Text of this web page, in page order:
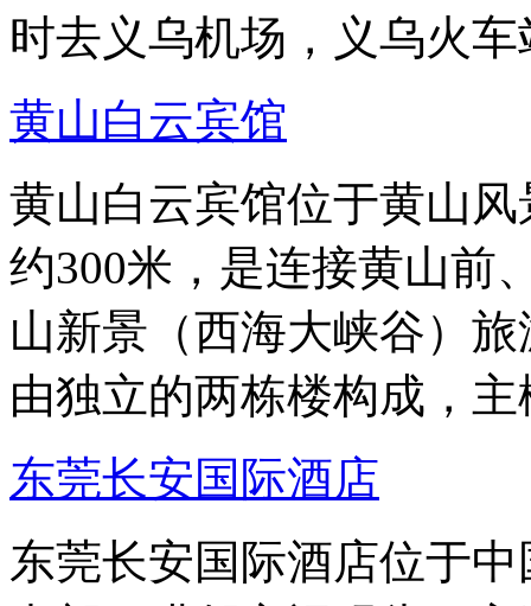
时去义乌机场，义乌火
黄山白云宾馆
黄山白云宾馆位于黄山
约300米，是连接黄山前
山新景（西海大峡谷）
由独立的两栋楼构成，
东莞长安国际酒店
东莞长安国际酒店位于